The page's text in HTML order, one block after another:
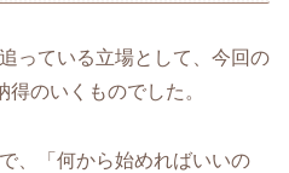
っている立場として、今回の
のいくものでした。
、「何から始めればいいの